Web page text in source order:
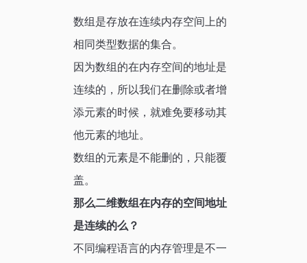
数组是存放在连续内存空间上的
相同类型数据的集合。
因为数组的在内存空间的地址是
连续的，所以我们在删除或者增
添元素的时候，就难免要移动其
他元素的地址。
数组的元素是不能删的，只能覆
盖。
那么二维数组在内存的空间地址
是连续的么？
不同编程语言的内存管理是不一